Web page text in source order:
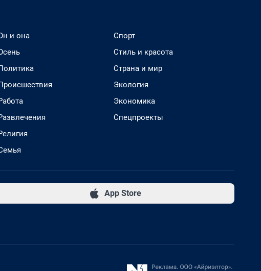
и она
Спорт
Стиль и красота
Страна и мир
Экология
Экономика
Спецпроекты
App Store